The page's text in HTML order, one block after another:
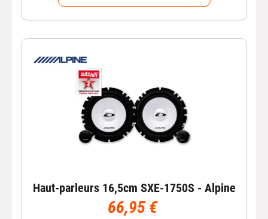
Haut-parleurs 16,5cm SXE-1750S - Alpine
66,95 €